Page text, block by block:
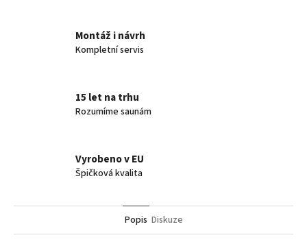
Montáž i návrh
Kompletní servis
15 let na trhu
Rozumíme saunám
Vyrobeno v EU
Špičková kvalita
Popis Diskuze